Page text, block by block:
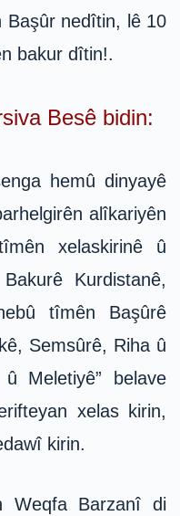
Başûr nedîtin, lê 10
bakur dîtin!.
Besê bidin:
hemû dinyayê
alîkariyên
xelaskirinê û
Kurdistanê,
tîmên Başûrê
Semsûrê, Riha û
Meletiyê” belave
xelas kirin,
kirin.
Weqfa Barzanî di